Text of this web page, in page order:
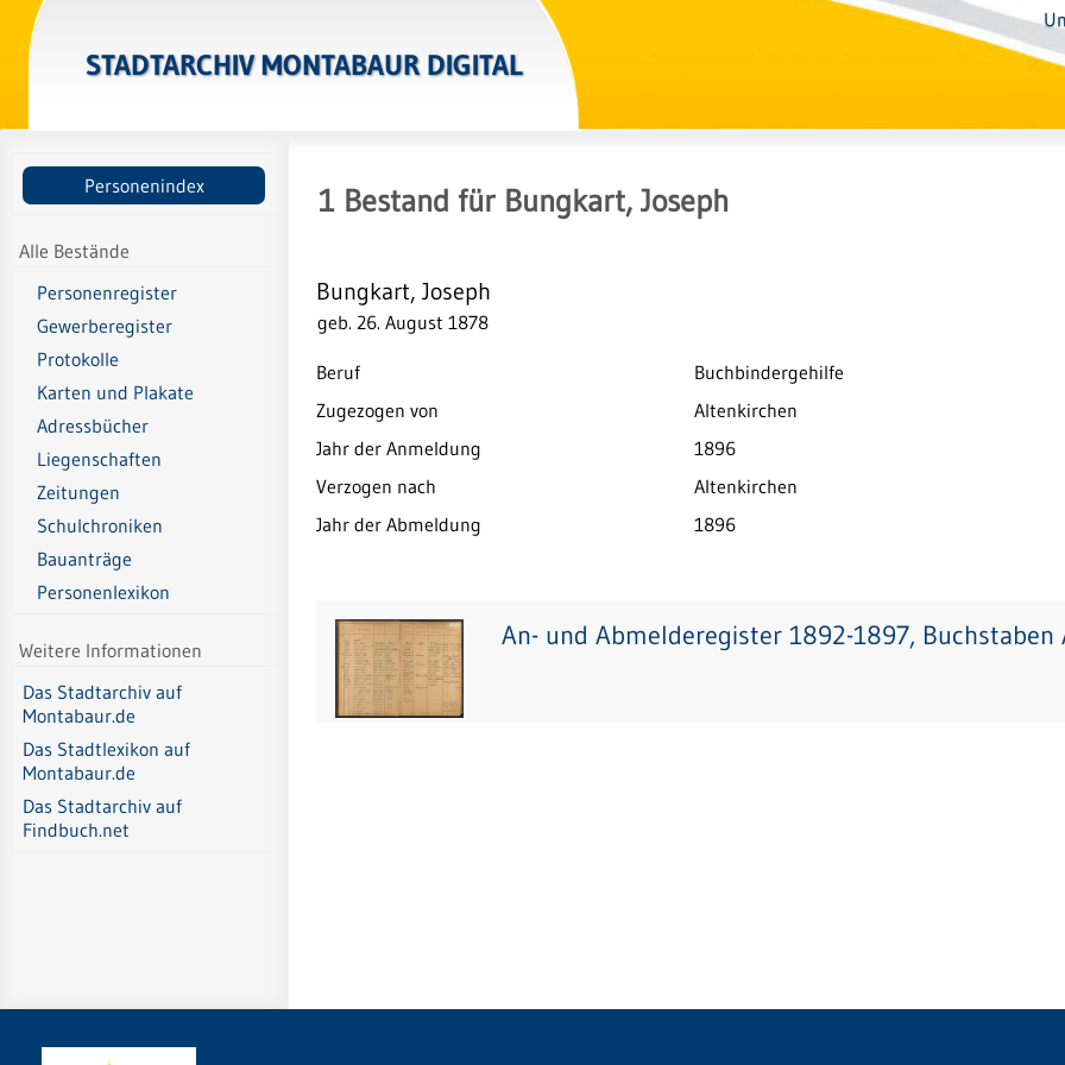
STADTARCHIV MONTABAUR DIGITAL
Personenindex
Alle Bestände
Personenregister
Gewerberegister
Protokolle
Karten und Plakate
Adressbücher
Liegenschaften
Zeitungen
Schulchroniken
Bauanträge
Personenlexikon
Weitere Informationen
Das Stadtarchiv auf
Montabaur.de
Das Stadtlexikon auf
Montabaur.de
Das Stadtarchiv auf
Findbuch.net
1 Bestand für Bungkart, Joseph
Bungkart, Joseph
geb. 26. August 1878
Beruf
Buchbindergehilfe
Zugezogen von
Altenkirchen
Jahr der Anmeldung
1896
Verzogen nach
Altenkirchen
Jahr der Abmeldung
1896
An- und Abmelderegister 1892-1897, Buchstaben